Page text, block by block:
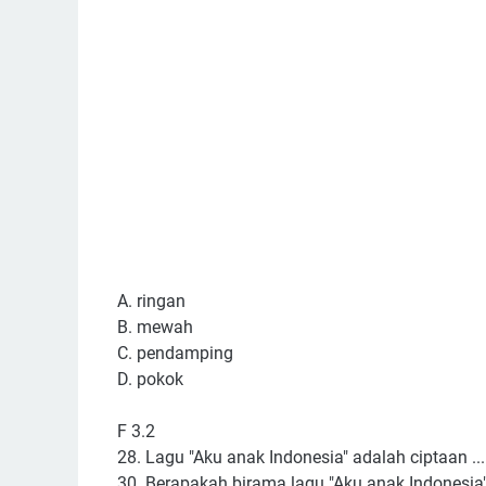
A. ringan
B. mewah
C. pendamping
D. pokok
F 3.2
28. Lagu "Aku anak Indonesia" adalah ciptaan